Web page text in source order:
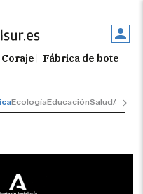
Fábrica de botellas
EcologíaEducaciónSalud